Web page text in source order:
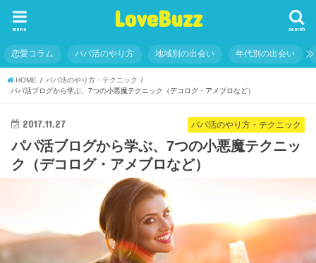
LoveBuzz search
menu
恋愛コラム パパ活のやり方 地域別の出会い 年代別の出会い
HOME
パパ活のやり方・テクニック
パパ活ブログから学ぶ、7つの小悪魔テクニック（デコログ・アメブロなど）
パパ活のやり方・テクニック
2017.11.27
パパ活ブログから学ぶ、7つの小悪魔テクニッ
ク（デコログ・アメブロなど）